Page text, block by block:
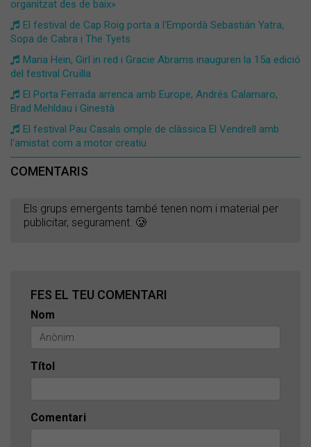
organitzat des de baix»
El festival de Cap Roig porta a l'Empordà Sebastián Yatra,
Sopa de Cabra i The Tyets
Maria Hein, Girl in red i Gracie Abrams inauguren la 15a edició
del festival Cruïlla
El Porta Ferrada arrenca amb Europe, Andrés Calamaro,
Brad Mehldau i Ginestà
El festival Pau Casals omple de clàssica El Vendrell amb
l'amistat com a motor creatiu
COMENTARIS
Els grups emergents també tenen nom i material per
publicitar, segurament. 🥲
FES EL TEU COMENTARI
Nom
Títol
Comentari